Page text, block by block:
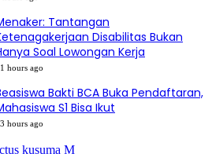
Tantangan
Disabilitas Bukan
Soal Lowongan Kerja
hours ago
Bakti BCA Buka Pendaftaran,
S1 Bisa Ikut
hours ago
kusuma M